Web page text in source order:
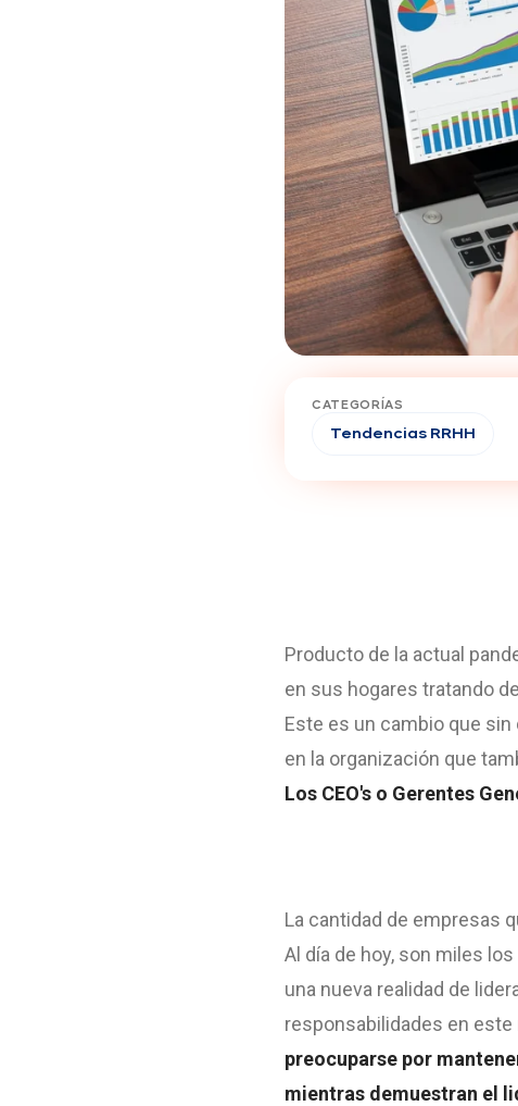
CATEGORÍAS
Tendencias RRHH
Producto de la actual
en sus hogares tratando
Este es un cambio que
en la organización que
Los CEO's o Gerentes
La cantidad de empresas
Al día de hoy, son miles
una nueva realidad de
responsabilidades en
preocuparse por
mientras demuestran el